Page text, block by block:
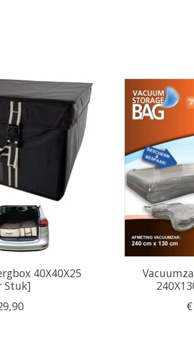
40X40X25
Stuk]